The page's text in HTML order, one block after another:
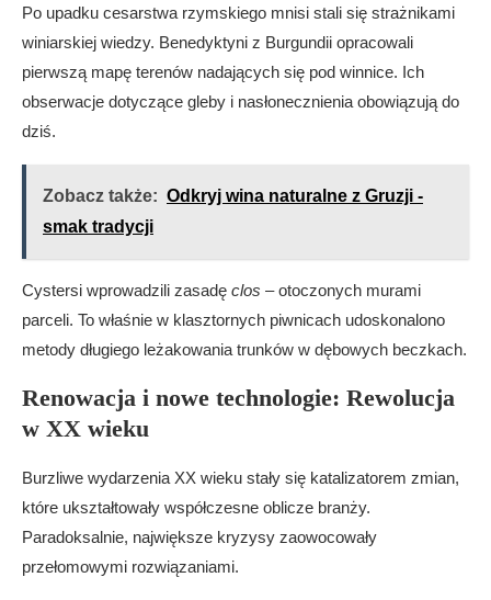
Po upadku cesarstwa rzymskiego mnisi stali się strażnikami
winiarskiej wiedzy. Benedyktyni z Burgundii opracowali
pierwszą mapę terenów nadających się pod winnice. Ich
obserwacje dotyczące gleby i nasłonecznienia obowiązują do
dziś.
Zobacz także: Odkryj wina naturalne z Gruzji -
smak tradycji
Cystersi wprowadzili zasadę clos – otoczonych murami
parceli. To właśnie w klasztornych piwnicach udoskonalono
metody długiego leżakowania trunków w dębowych beczkach.
Renowacja i nowe technologie: Rewolucja
w XX wieku
Burzliwe wydarzenia XX wieku stały się katalizatorem zmian,
które ukształtowały współczesne oblicze branży.
Paradoksalnie, największe kryzysy zaowocowały
przełomowymi rozwiązaniami.